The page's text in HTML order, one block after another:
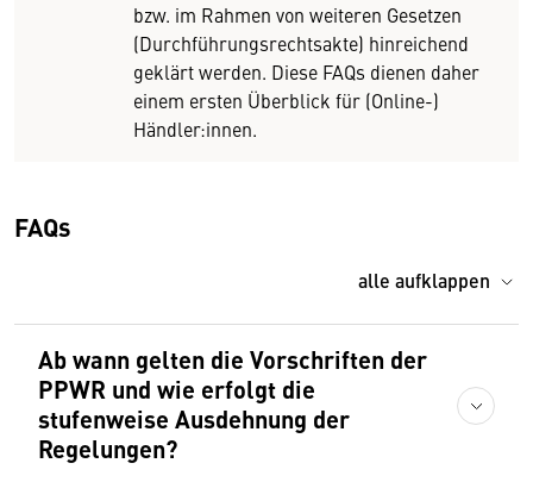
bzw. im Rahmen von weiteren Gesetzen
(Durchführungsrechtsakte) hinreichend
geklärt werden. Diese FAQs dienen daher
einem ersten Überblick für (Online-)
Händler:innen.
FAQs
alle aufklappen
Ab wann gelten die Vorschriften der
PPWR und wie erfolgt die
stufenweise Ausdehnung der
Regelungen?